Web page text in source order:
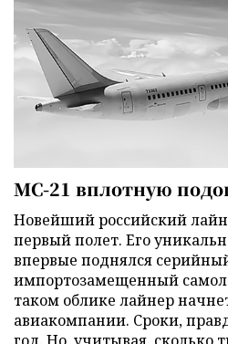
МС-21 вплотную
Новейший российский
первый полет. Его
впервые поднялся
импортозамещенный
таком облике лайнер
авиакомпании. Сроки,